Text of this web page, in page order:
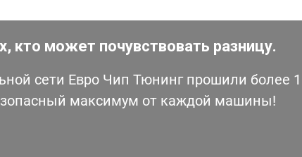
кто может почувствовать разницу.
сети Евро Чип Тюнинг прошили более
максимум от каждой машины!